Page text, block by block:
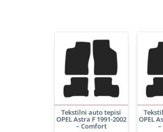
Tekstilni auto tepisi
OPEL Astra F 1991-2002
– Comfort
OPEL
–